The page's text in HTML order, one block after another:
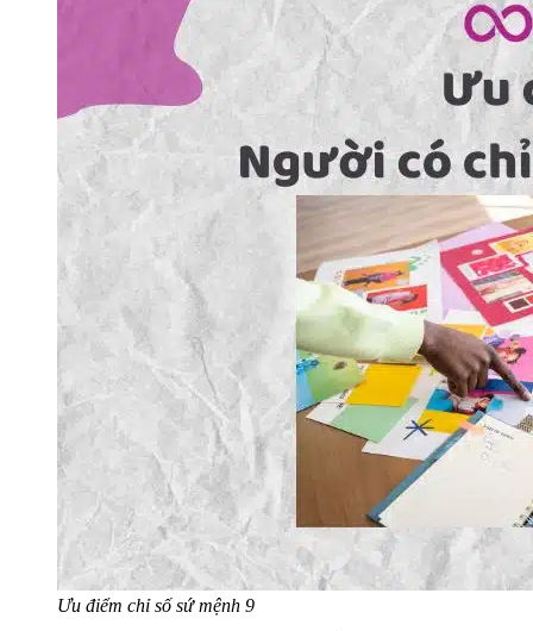
Ưu điểm chỉ số sứ mệnh 9